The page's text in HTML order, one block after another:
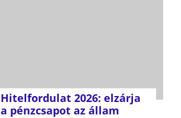
Hitelfordulat 2026: elzárja
a pénzcsapot az állam